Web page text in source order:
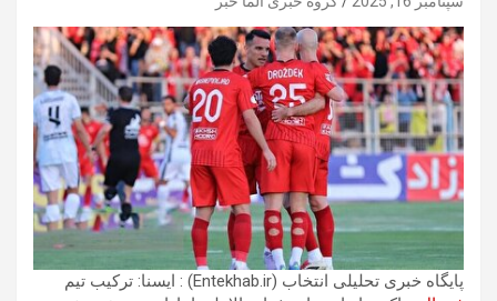
پایگاه خبری تحلیلی انتخاب (Entekhab.ir) : ایسنا: ترکیب تیم